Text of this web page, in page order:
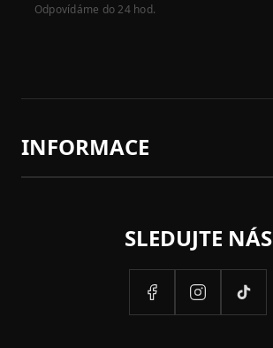
Odpovídáme do 24 hod.
INFORMACE
SLEDUJTE NÁS